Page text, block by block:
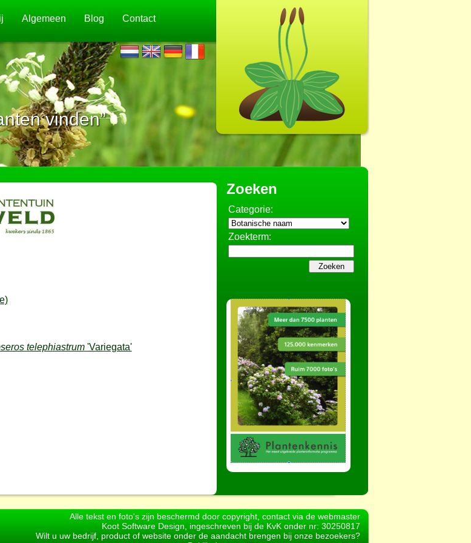
Algemeen Blog Contact
vinden”
telephiastrum'Variegata'
Zoeken
Categorie:
Zoekterm:
Alle tekst en foto's zijn beschermd door copyright, contact via de webmaster
Koot Software Design, ingeschreven bij de KvK onder nr: 30250817
Wilt u uw bedrijf, product of website onder de aandacht brengen bij onze bezoekers?